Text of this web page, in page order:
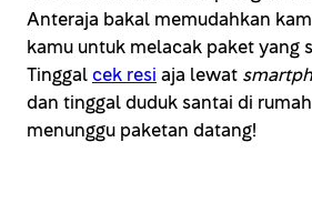
Anteraja bakal memudahkan
kamu untuk melacak paket yang
Tinggal cek resi aja lewat
dan tinggal duduk santai di
menunggu paketan datang!